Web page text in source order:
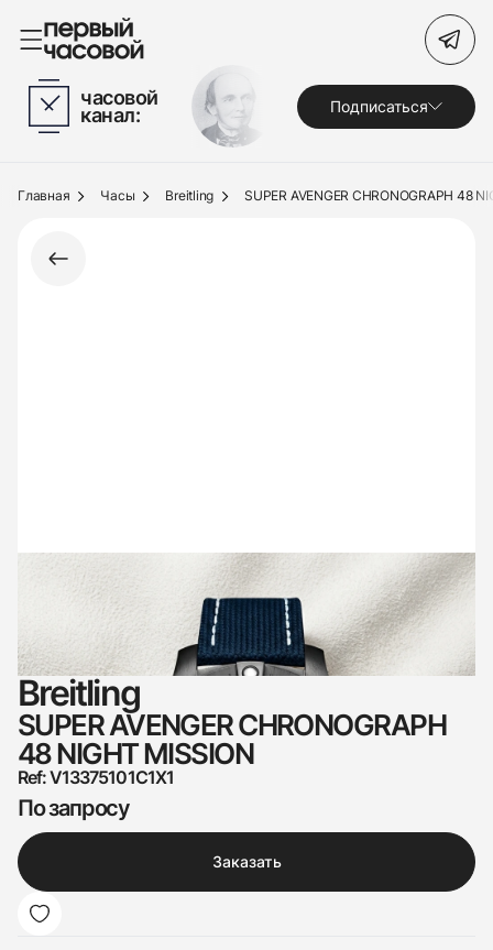
Часы
Украшения
Под заказ
Поиск по сайту
часовой
канал: Подписаться
Главная Часы Breitling SUPER AVENGER CHRONOGRAPH 48
Breitling
SUPER AVENGER CHRONOGRAPH
48 NIGHT MISSION
Ref: V13375101C1X1
По запросу
Заказать